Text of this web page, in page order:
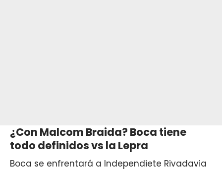
¿Con Malcom Braida? Boca tiene
todo definidos vs la Lepra
Boca se enfrentará a Independiete Rivadavia